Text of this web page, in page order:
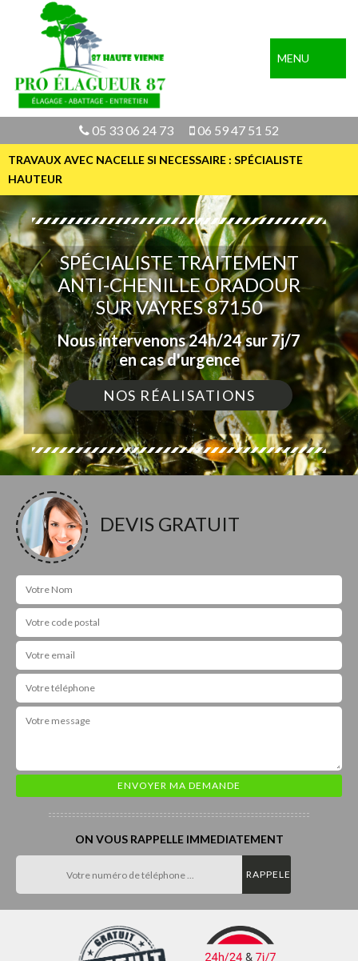
MENU
05 33 06 24 73 06 59 47 51 52
TRAVAUX AVEC NACELLE SI NECESSAIRE : SPÉCIALISTE
HAUTEUR
SPÉCIALISTE TRAITEMENT
ANTI-CHENILLE ORADOUR
SUR VAYRES 87150
Nous intervenons 24h/24 sur 7j/7
en cas d'urgence
NOS RÉALISATIONS
DEVIS GRATUIT
ON VOUS RAPPELLE IMMEDIATEMENT